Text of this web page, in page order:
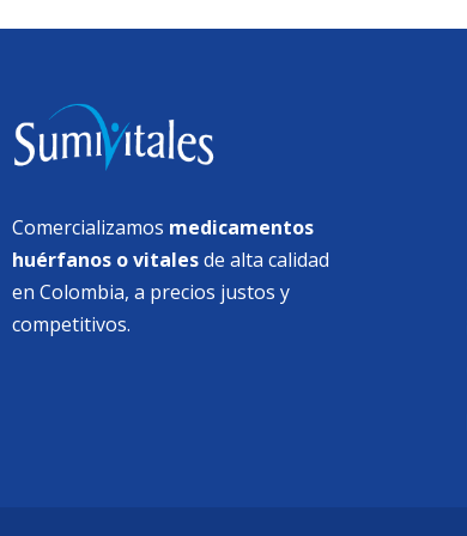
Comercializamos medicamentos
huérfanos o vitalesde alta calidad
en Colombia, a precios justos y
competitivos.